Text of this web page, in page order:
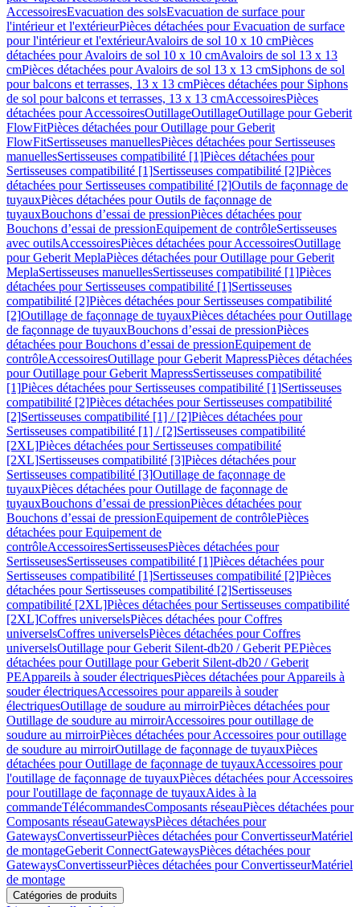
AccessoiresEvacuation des solsEvacuation de surface pour
l'intérieur et l'extérieurPièces détachées pour Evacuation de surface
pour l'intérieur et l'extérieurAvaloirs de sol 10 x 10 cmPièces
détachées pour Avaloirs de sol 10 x 10 cmAvaloirs de sol 13 x 13
cmPièces détachées pour Avaloirs de sol 13 x 13 cmSiphons de sol
pour balcons et terrasses, 13 x 13 cmPièces détachées pour Siphons
de sol pour balcons et terrasses, 13 x 13 cmAccessoiresPièces
détachées pour AccessoiresOutillageOutillageOutillage pour Geberit
FlowFitPièces détachées pour Outillage pour Geberit
FlowFitSertisseuses manuellesPièces détachées pour Sertisseuses
manuellesSertisseuses compatibilité [1]Pièces détachées pour
Sertisseuses compatibilité [1]Sertisseuses compatibilité [2]Pièces
détachées pour Sertisseuses compatibilité [2]Outils de façonnage de
tuyauxPièces détachées pour Outils de façonnage de
tuyauxBouchons d’essai de pressionPièces détachées pour
Bouchons d’essai de pressionEquipement de contrôleSertisseuses
avec outilsAccessoiresPièces détachées pour AccessoiresOutillage
pour Geberit MeplaPièces détachées pour Outillage pour Geberit
MeplaSertisseuses manuellesSertisseuses compatibilité [1]Pièces
détachées pour Sertisseuses compatibilité [1]Sertisseuses
compatibilité [2]Pièces détachées pour Sertisseuses compatibilité
[2]Outillage de façonnage de tuyauxPièces détachées pour Outillage
de façonnage de tuyauxBouchons d’essai de pressionPièces
détachées pour Bouchons d’essai de pressionEquipement de
contrôleAccessoiresOutillage pour Geberit MapressPièces détachées
pour Outillage pour Geberit MapressSertisseuses compatibilité
[1]Pièces détachées pour Sertisseuses compatibilité [1]Sertisseuses
compatibilité [2]Pièces détachées pour Sertisseuses compatibilité
[2]Sertisseuses compatibilité [1] / [2]Pièces détachées pour
Sertisseuses compatibilité [1] / [2]Sertisseuses compatibilité
[2XL]Pièces détachées pour Sertisseuses compatibilité
[2XL]Sertisseuses compatibilité [3]Pièces détachées pour
Sertisseuses compatibilité [3]Outillage de façonnage de
tuyauxPièces détachées pour Outillage de façonnage de
tuyauxBouchons d’essai de pressionPièces détachées pour
Bouchons d’essai de pressionEquipement de contrôlePièces
détachées pour Equipement de
contrôleAccessoiresSertisseusesPièces détachées pour
SertisseusesSertisseuses compatibilité [1]Pièces détachées pour
Sertisseuses compatibilité [1]Sertisseuses compatibilité [2]Pièces
détachées pour Sertisseuses compatibilité [2]Sertisseuses
compatibilité [2XL]Pièces détachées pour Sertisseuses compatibilité
[2XL]Coffres universelsPièces détachées pour Coffres
universelsCoffres universelsPièces détachées pour Coffres
universelsOutillage pour Geberit Silent-db20 / Geberit PEPièces
détachées pour Outillage pour Geberit Silent-db20 / Geberit
PEAppareils à souder électriquesPièces détachées pour Appareils à
souder électriquesAccessoires pour appareils à souder
électriquesOutillage de soudure au mirroirPièces détachées pour
Outillage de soudure au mirroirAccessoires pour outillage de
soudure au mirroirPièces détachées pour Accessoires pour outillage
de soudure au mirroirOutillage de façonnage de tuyauxPièces
détachées pour Outillage de façonnage de tuyauxAccessoires pour
l'outillage de façonnage de tuyauxPièces détachées pour Accessoires
pour l'outillage de façonnage de tuyauxAides à la
commandeTélécommandesComposants réseauPièces détachées pour
Composants réseauGatewaysPièces détachées pour
GatewaysConvertisseurPièces détachées pour ConvertisseurMatériel
de montageGeberit ConnectGatewaysPièces détachées pour
GatewaysConvertisseurPièces détachées pour ConvertisseurMatériel
de montage
Catégories de produits